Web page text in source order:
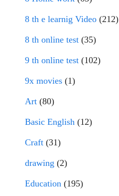
8 th e learnig Video (212)
8 th online test (35)
9 th online test (102)
9x movies (1)
Art (80)
Basic English (12)
Craft (31)
drawing (2)
Education (195)